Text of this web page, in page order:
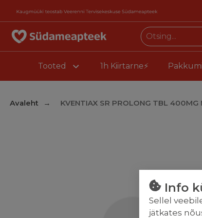
Tooted 1h Kiirtarne⚡
Avaleht KVENTIAX SR PROLONG TBL 400MG
Info
Sellel
jätkates